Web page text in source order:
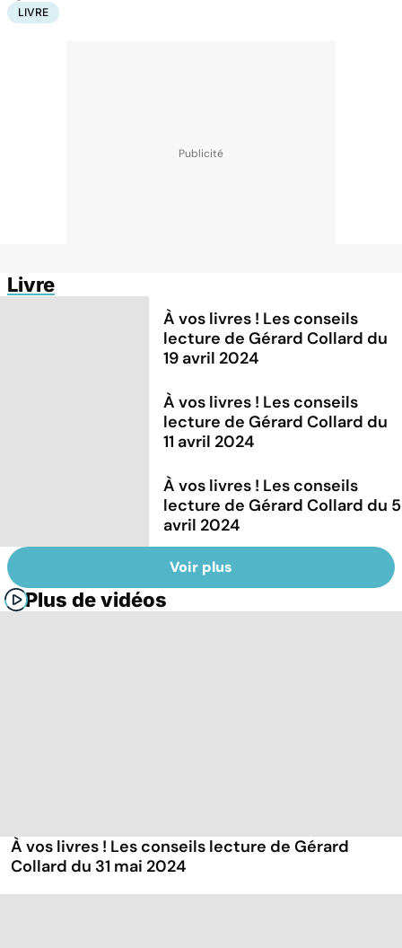
LIVRE
Livre
À vos livres ! Les conseils
lecture de Gérard Collard du
19 avril 2024
À vos livres ! Les conseils
lecture de Gérard Collard du
11 avril 2024
À vos livres ! Les conseils
lecture de Gérard Collard du 5
avril 2024
Voir plus
Plus de vidéos
À vos livres ! Les conseils lecture de Gérard
Collard du 31 mai 2024